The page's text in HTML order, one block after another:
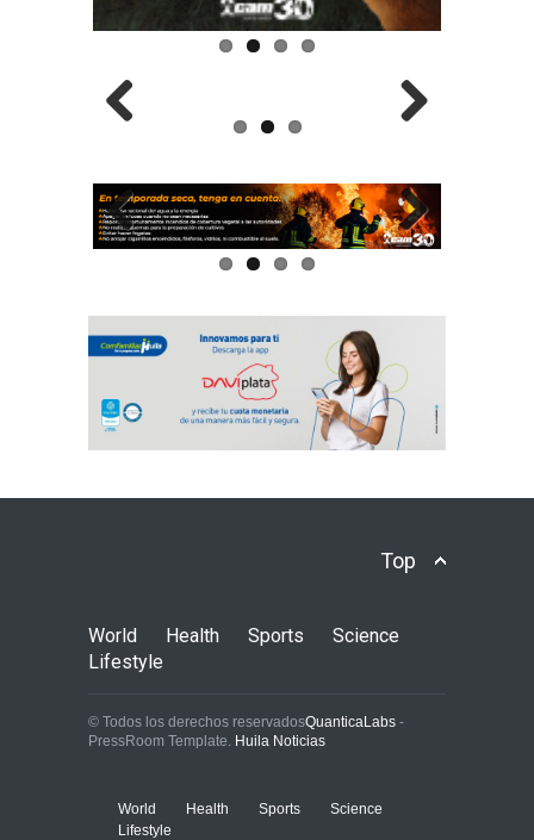
Previous Next
Top
World Health Sports
Science
Lifestyle
© Todos los derechos reservadosQuanticaLabs -
PressRoom Template. Huila Noticias
World Health Sports
Science
Lifestyle